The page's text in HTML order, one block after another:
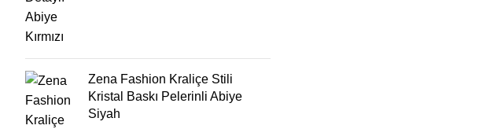
Zena Fashion Kraliçe Stili
Kristal Baskı Pelerinli Abiye
Siyah